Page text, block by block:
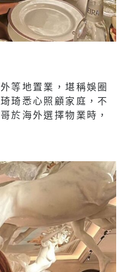
等地置業，堪稱娛圈
琦悉心照顧家庭，不
於海外選擇物業時，